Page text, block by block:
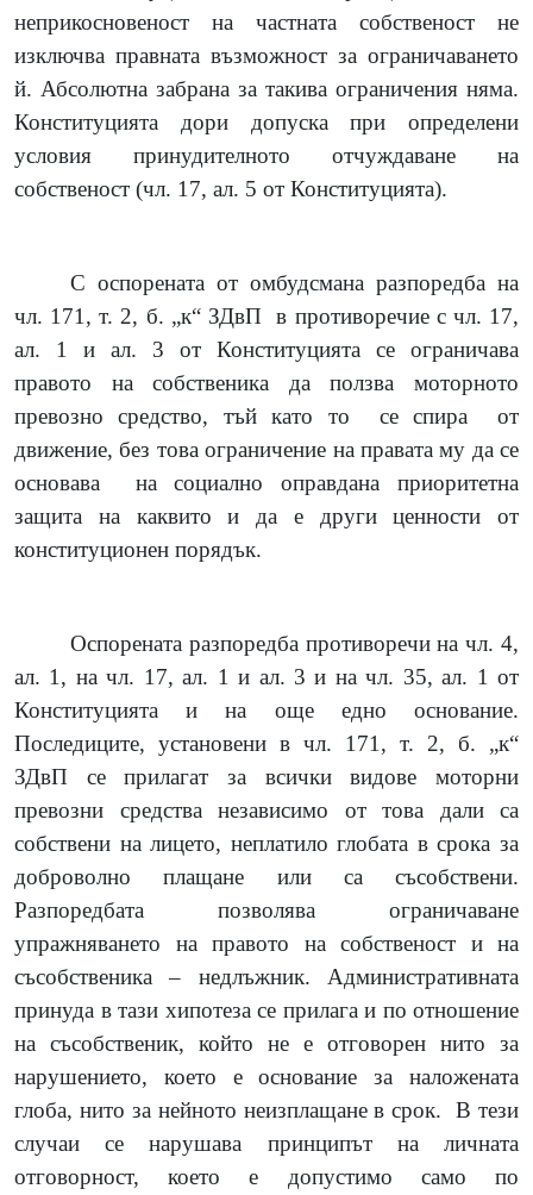
неприкосновеност на частната собственост не
изключва правната възможност за ограничаването
й. Абсолютна забрана за такива ограничения няма.
Конституцията дори допуска при определени
условия принудителното отчуждаване на
собственост (чл. 17, ал. 5 от Конституцията).
С оспорената от омбудсмана разпоредба на
чл. 171, т. 2, б. „к“ ЗДвП
в противоречие с чл. 17,
ал. 1 и ал. 3 от Конституцията се ограничава
правото на собственика да ползва моторното
превозно средство, тъй като то
се спира
от
движение, без това ограничение на правата му да се
основава
на социално оправдана приоритетна
защита на каквито и да е други ценности от
конституционен порядък.
Оспорената разпоредба противоречи на чл. 4,
ал. 1, на чл. 17, ал. 1 и ал. 3 и на чл. 35, ал. 1 от
Конституцията и на още едно основание.
Последиците, установени в чл. 171, т. 2, б. „к“
ЗДвП се прилагат за всички видове моторни
превозни средства независимо от това дали са
собствени на лицето, неплатило глобата в срока за
доброволно плащане или са съсобствени.
Разпоредбата позволява ограничаване
упражняването на правото на собственост и на
съсобственика – недлъжник. Административната
принуда в тази хипотеза се прилага и по отношение
на съсобственик, който не е отговорен нито за
нарушението, което е основание за наложената
глоба, нито за нейното неизплащане в срок.
В тези
случаи се нарушава принципът на личната
отговорност, което е допустимо само по